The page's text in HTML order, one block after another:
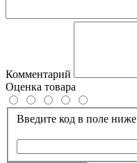
Комментарий
Оценка товара
Введите код в поле ниже